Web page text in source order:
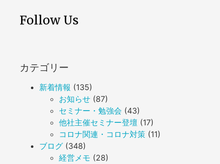
Follow Us
カテゴリー
新着情報 (135)
お知らせ (87)
セミナー・勉強会 (43)
他社主催セミナー登壇 (17)
コロナ関連・コロナ対策 (11)
ブログ (348)
経営メモ (28)